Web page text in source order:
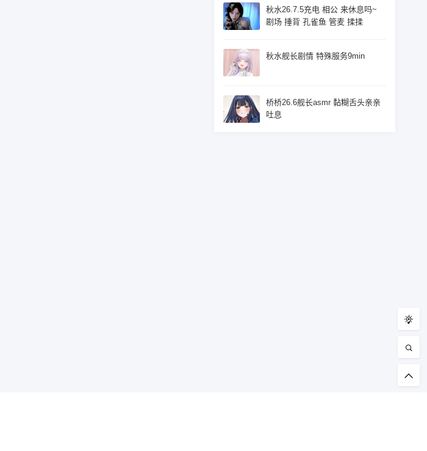
秋水26.7.5充电 相公 来休息吗~
剧场 捶背 孔雀鱼 管麦 揉揉
秋水舰长剧情 特殊服务9min
桥桥26.6舰长asmr 黏糊舌头亲亲
吐息